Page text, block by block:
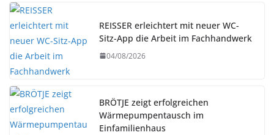
REISSER erleichtert mit neuer WC-
Sitz-App die Arbeit im Fachhandwerk
04/08/2026
BRÖTJE zeigt erfolgreichen
Wärmepumpentausch im
Einfamilienhaus